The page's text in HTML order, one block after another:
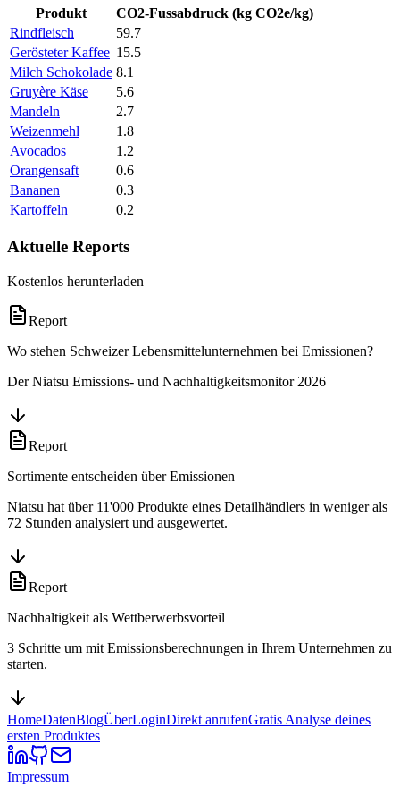
Produkt
CO2-Fussabdruck (kg CO2e/kg)
Rindfleisch
59.7
Gerösteter Kaffee 15.5
Milch Schokolade 8.1
Gruyère Käse
5.6
Mandeln
2.7
Weizenmehl
1.8
Avocados
1.2
Orangensaft
0.6
Bananen
0.3
Kartoffeln
0.2
Aktuelle Reports
Kostenlos herunterladen
Report
Wo stehen Schweizer Lebensmittelunternehmen bei Emissionen?
Der Niatsu Emissions- und Nachhaltigkeitsmonitor 2026
Report
Sortimente entscheiden über Emissionen
Niatsu hat über 11'000 Produkte eines Detailhändlers in weniger als
72 Stunden analysiert und ausgewertet.
Report
Nachhaltigkeit als Wettberwerbsvorteil
3 Schritte um mit Emissionsberechnungen in Ihrem Unternehmen zu
starten.
HomeDatenBlogÜberLoginDirekt anrufenGratis Analyse deines
ersten Produktes
Impressum